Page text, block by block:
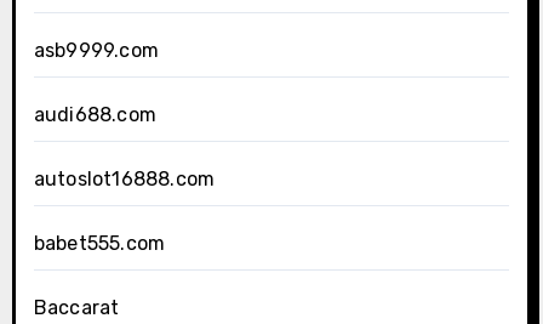
asb9999.com
audi688.com
autoslot16888.com
babet555.com
Baccarat